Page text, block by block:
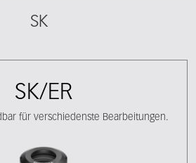
SK
SK/ER
für verschiedenste Bearbeitungen.